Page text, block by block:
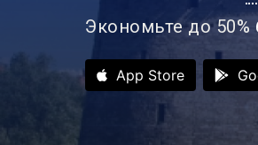
Экономьте до 50%
App Store